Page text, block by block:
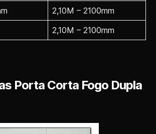
2,10M – 2100mm
2,10M – 2100mm
Porta Corta Fogo Dupla